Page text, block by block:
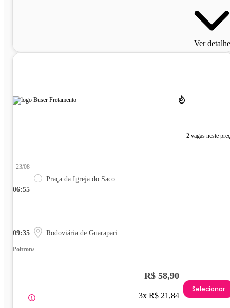
Ver
2 vagas neste
06:55
23/08
Praça da Igreja do Saco
09:35 Rodoviária de Guarapari
Poltrona
R$ 58,90
3x R$ 21,84
Selecionar